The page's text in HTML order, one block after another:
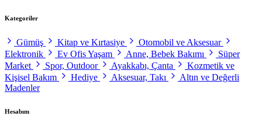
Kategoriler
Gümüş Kitap ve Kırtasiye
Otomobil ve Aksesuar
Elektronik
Ev Ofis Yaşam Anne, Bebek Bakımı
Süper
Market
Spor, Outdoor Ayakkabı, Çanta
Kozmetik ve
Kişisel Bakım
Hediye Aksesuar, Takı
Altın ve Değerli
Madenler
Hesabım